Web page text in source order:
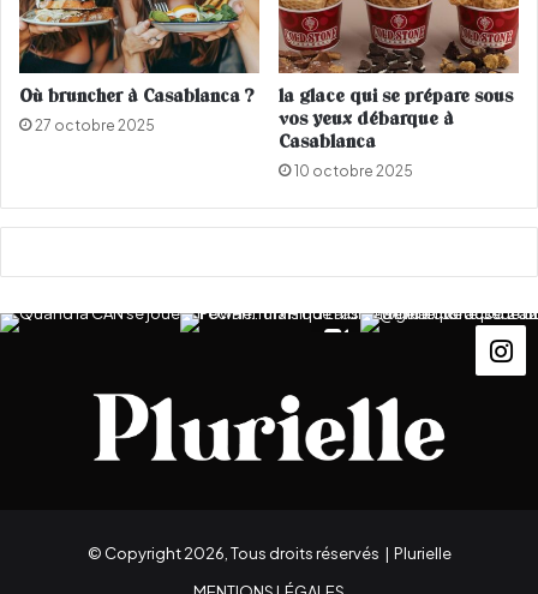
'
o
r
a
x
n
u
Où bruncher à Casablanca ?
27 octobre 2025
la glace qui se prépare sous
vos yeux débarque à
Casablanca
10 octobre 2025
© Copyright 2026, Tous droits réservés | Plurielle